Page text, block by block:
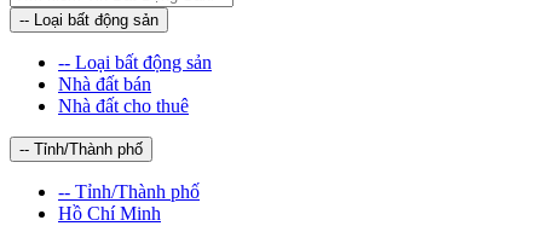
-- Loại bất động sản
-- Loại bất động sản
Nhà đất bán
Nhà đất cho thuê
-- Tỉnh/Thành phố
-- Tỉnh/Thành phố
Hồ Chí Minh